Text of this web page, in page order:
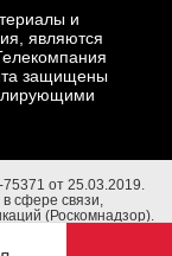
и
являются
защищены
от 25.03.2019.
сфере связи,
(Роскомнадзор).
г. Сургут, ул.